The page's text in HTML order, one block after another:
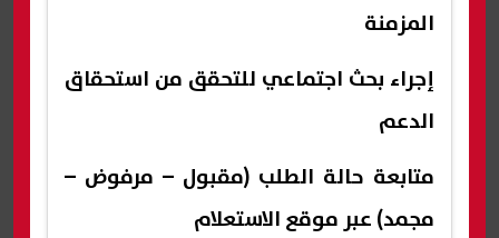
المزمنة
إجراء بحث اجتماعي للتحقق من استحقاق
الدعم
متابعة حالة الطلب (مقبول – مرفوض –
مجمد) عبر موقع الاستعلام